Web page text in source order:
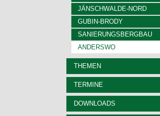
JÄNSCHWALDE-NORD
GUBIN-BRODY
SANIERUNGSBERGBAU
ANDERSWO
THEMEN
TERMINE
DOWNLOADS